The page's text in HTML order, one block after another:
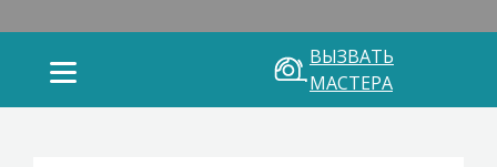
ВЫЗВАТЬ
МАСТЕРА